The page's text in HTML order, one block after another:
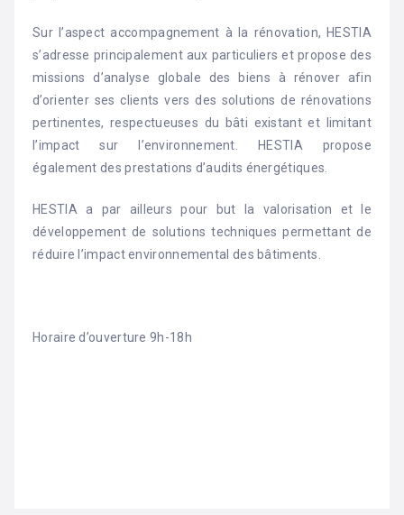
Sur l’aspect accompagnement à la rénovation, HESTIA
s’adresse principalement aux particuliers et propose des
missions d’analyse globale des biens à rénover afin
d’orienter ses clients vers des solutions de rénovations
pertinentes, respectueuses du bâti existant et limitant
l’impact sur l’environnement. HESTIA propose
également des prestations d’audits énergétiques.
HESTIA a par ailleurs pour but la valorisation et le
développement de solutions techniques permettant de
réduire l’impact environnemental des bâtiments.
Horaire d’ouverture 9h-18h